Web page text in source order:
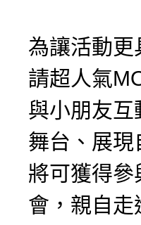
為讓活動
請超人氣
與小朋友
舞台、展
將可獲得參
會，親自